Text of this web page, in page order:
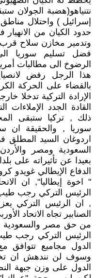
نتنياهو(هضبة الجولان
إسرائيل ) واحتلال
حدود الكيان من
وتدمير مخازن سلاح قرب
فضل تسليم سوريا
الرضوخ الى مطالبات
هذا الرجل رفض
بالقضاء على الحركة
الإرادة التركية تدخلا
القادة الجدد الإملاءات
ذلك , تركيا ستبقى
سوريا , والحقيقة ان
اردوغان السيد
السعودية ومصر
بعيدا عن تأثيراته على
الدفاع الإيطالي غويدو
" اخوة إيطاليا", ان
الرئيس التركي رجب
, ان الرئيس التركي
الصنابير تجاه الاتحاد
من حق مصر
الرئيس التركي رجب
الدول مجاميع تتوافق
وسوف لن نندهش ان
الدول على وزن جبهة